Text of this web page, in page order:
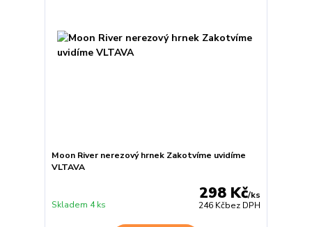
Moon River nerezový hrnek Zakotvíme uvidíme
VLTAVA
298 Kč/ks
246 Kčbez DPH
Skladem 4 ks